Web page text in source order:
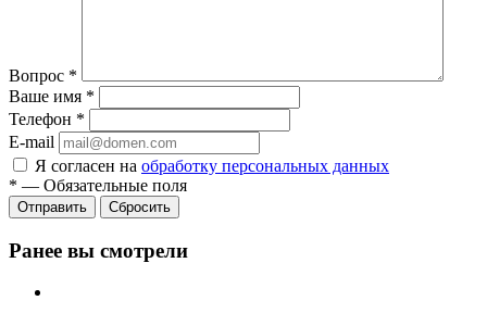
Вопрос *
Ваше имя *
Телефон *
E-mail
Я согласен на обработку персональных данных
* — Обязательные поля
Сбросить
Ранее вы смотрели